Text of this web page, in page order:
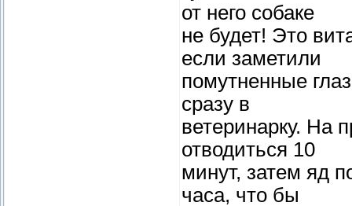
от него собаке
не будет! Это
если заметили
помутненные
сразу в
ветеринарку. На
отводиться 10
минут, затем яд
часа, что бы